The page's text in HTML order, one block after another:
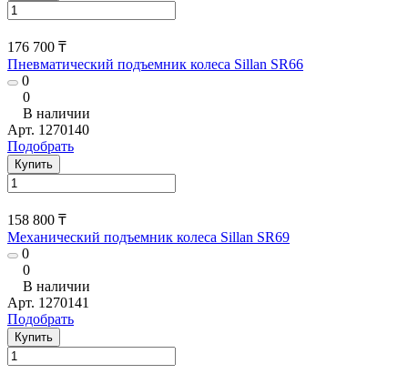
176 700 ₸
Пневматический подъемник колеса Sillan SR66
0
0
В наличии
Арт. 1270140
Подобрать
Купить
158 800 ₸
Механический подъемник колеса Sillan SR69
0
0
В наличии
Арт. 1270141
Подобрать
Купить